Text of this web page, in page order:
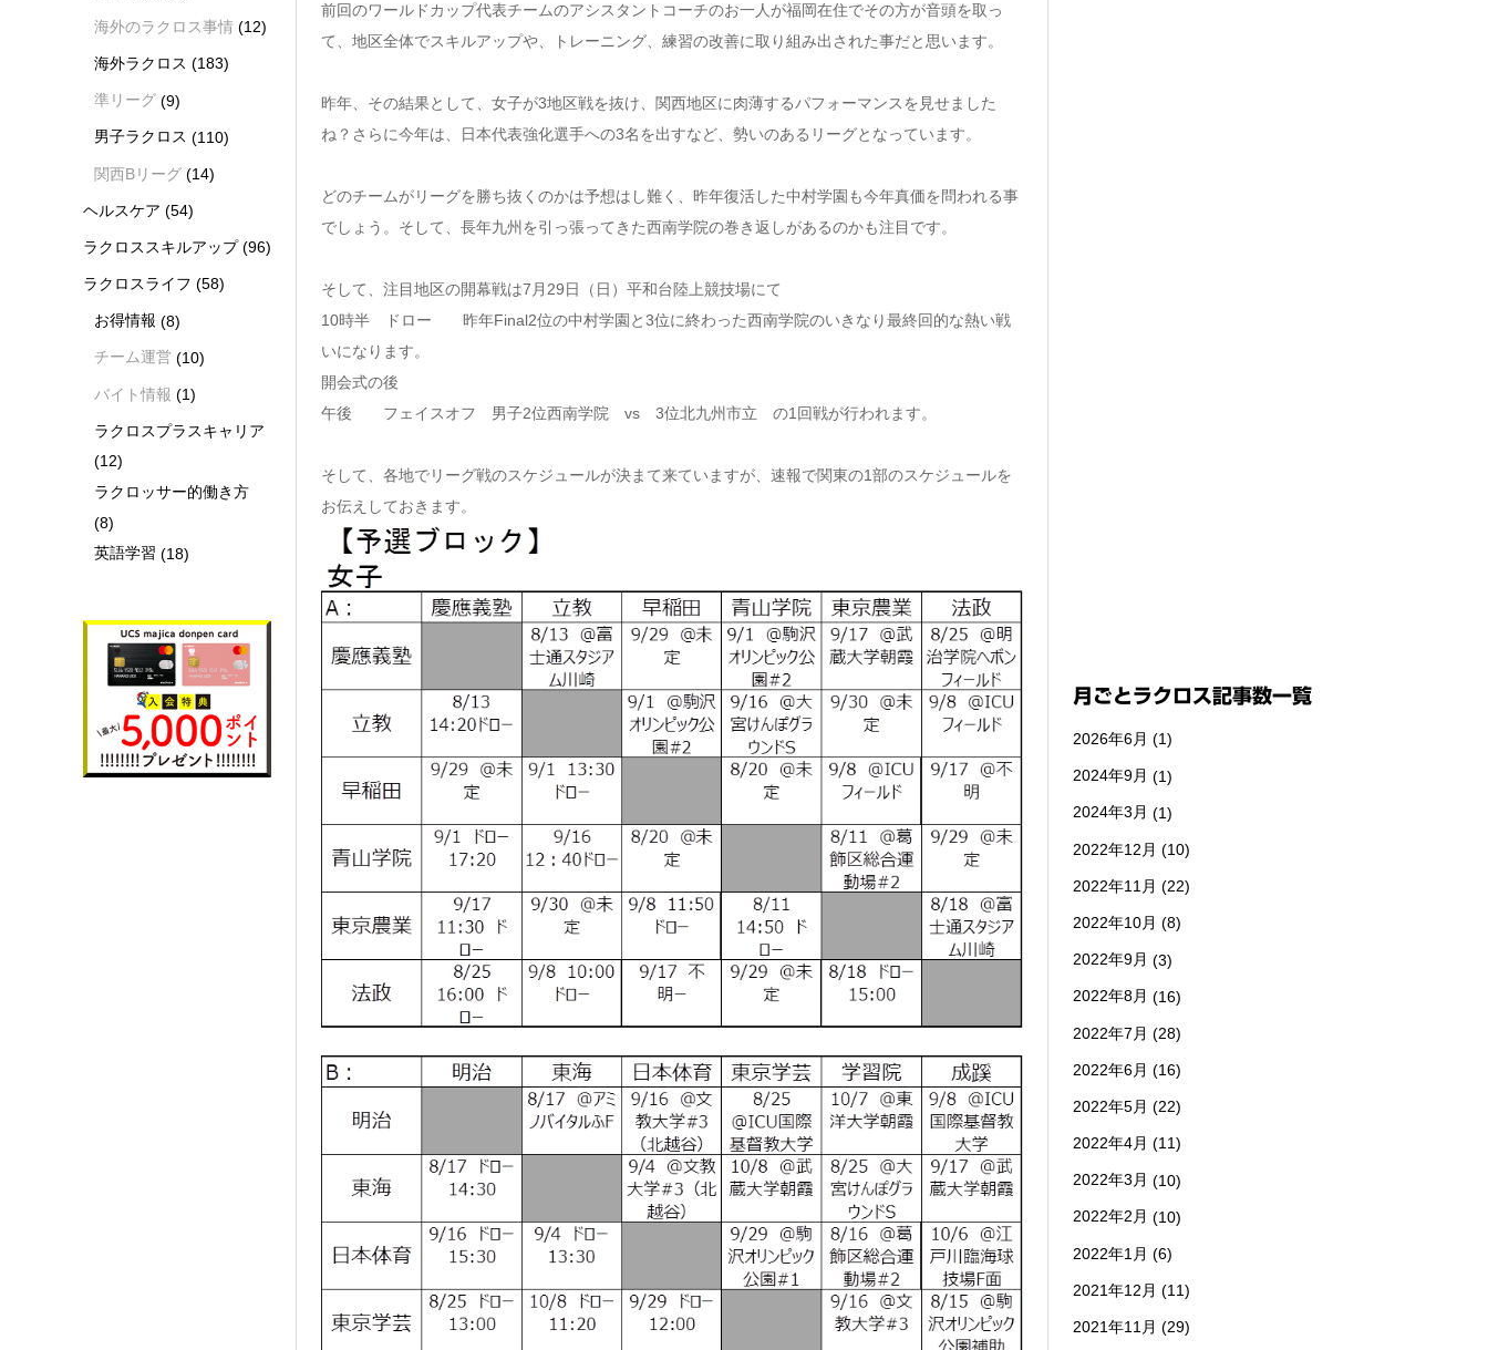
前回のワールドカップ代表チームのアシスタントコーチのお一人が福岡在住でその方が音頭を取っ
て、地区全体でスキルアップや、トレーニング、練習の改善に取り組み出された事だと思います。
昨年、その結果として、女子が3地区戦を抜け、関西地区に肉薄するパフォーマンスを見せました
ね？さらに今年は、日本代表強化選手への3名を出すなど、勢いのあるリーグとなっています。
どのチームがリーグを勝ち抜くのかは予想はし難く、昨年復活した中村学園も今年真価を問われる事
でしょう。そして、長年九州を引っ張ってきた西南学院の巻き返しがあるのかも注目です。
そして、注目地区の開幕戦は7月29日（日）平和台陸上競技場にて
10時半 ドロー 昨年Final2位の中村学園と3位に終わった西南学院のいきなり最終回的な熱い戦
いになります。
開会式の後
午後 フェイスオフ 男子2位西南学院 vs 3位北九州市立 の1回戦が行われます。
そして、各地でリーグ戦のスケジュールが決まて来ていますが、速報で関東の1部のスケジュールを
お伝えしておきます。
月ごとラクロス記事数一覧
2026年6月 (1)
2024年9月 (1)
2024年3月 (1)
2022年12月 (10)
2022年11月 (22)
2022年10月 (8)
2022年9月 (3)
2022年8月 (16)
2022年7月 (28)
2022年6月 (16)
2022年5月 (22)
2022年4月 (11)
2022年3月 (10)
2022年2月 (10)
2022年1月 (6)
2021年12月 (11)
2021年11月 (29)
海外のラクロス事情 (12)
海外ラクロス (183)
準リーグ (9)
男子ラクロス (110)
関西Bリーグ (14)
ヘルスケア (54)
ラクロススキルアップ(96)
ラクロスライフ (58)
お得情報 (8)
チーム運営 (10)
バイト情報 (1)
ラクロスプラスキャリア
(12)
ラクロッサー的働き方
(8)
英語学習 (18)